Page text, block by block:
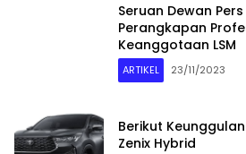
Seruan Dewan
Perangkapan
Keanggotaan LSM
ARTIKEL 23/11/2023
Berikut
Zenix Hybrid